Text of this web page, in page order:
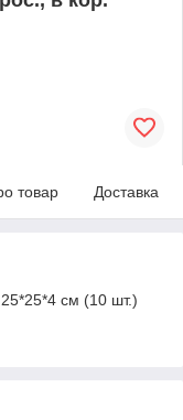
товар Доставка
см (10 шт.)